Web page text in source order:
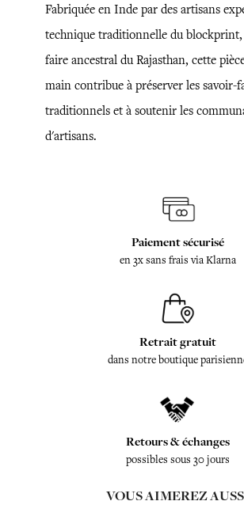
Fabriquée en Inde par des artisans
technique traditionnelle du
faire ancestral du Rajasthan, cette
main contribue à préserver les savoir-
traditionnels et à soutenir les
d'artisans.
Paiement sécurisé
en 3x sans frais via Klarna
Retrait gratuit
dans notre boutique
Retours & échanges
possibles sous 30 jours
VOUS AIMEREZ